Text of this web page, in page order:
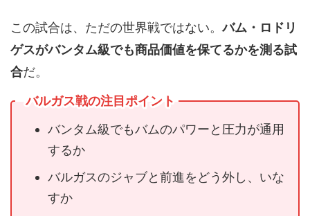
この試合は、ただの世界戦ではない。バム・ロドリ
ゲスがバンタム級でも商品価値を保てるかを測る試
合だ。
バルガス戦の注目ポイント
バンタム級でもバムのパワーと圧力が通用
するか
バルガスのジャブと前進をどう外し、いな
すか